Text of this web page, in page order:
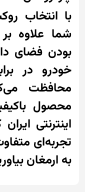
با انتخاب
شما علاوه
بودن فضای
خودرو در
محافظت
محصول
اینترنتی
تجربه‌ای
به ارمغان